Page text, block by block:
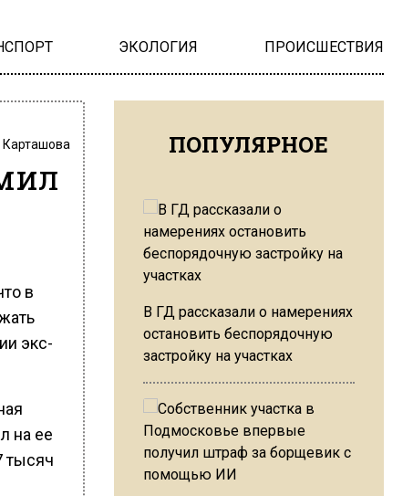
ЭКОЛОГИЯ ПРОИСШЕСТВИЯ
Карташова
в
экс-
на ее
тысяч
ПОПУЛЯРНОЕ
В ГД рассказали о намерениях
остановить беспорядочную
застройку на участках